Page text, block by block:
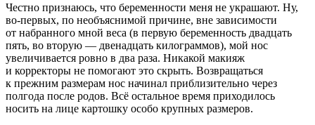
Честно признаюсь, что беременности меня не украшают. Ну,
во-первых, по необъяснимой причине, вне зависимости
от набранного мной веса (в первую беременность двадцать
пять, во вторую — двенадцать килограммов), мой нос
увеличивается ровно в два раза. Никакой макияж
и корректоры не помогают это скрыть. Возвращаться
к прежним размерам нос начинал приблизительно через
полгода после родов. Всё остальное время приходилось
носить на лице картошку особо крупных размеров.